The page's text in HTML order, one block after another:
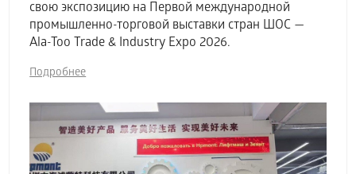
свою экспозицию на Первой международной
промышленно-торговой выставки стран ШОС —
Ala-Too Trade & Industry Expo 2026.
Подробнее